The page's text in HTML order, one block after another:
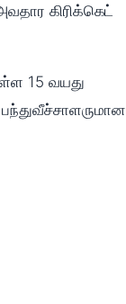
கிரிக்கெட்
15 வயது